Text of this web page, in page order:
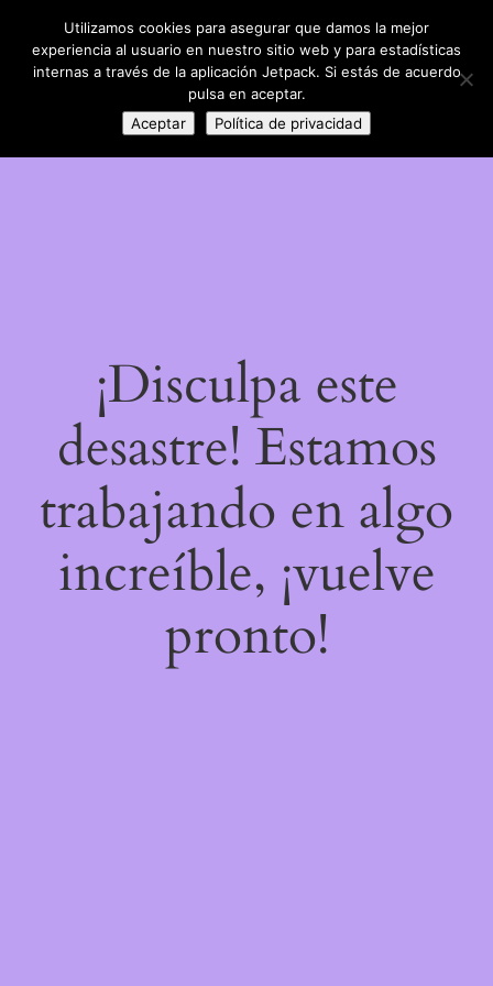
DIY con lana LinkedIn
Instagram
Facebook
Acceder
¡Disculpa este
desastre! Estamos
trabajando en algo
increíble, ¡vuelve
pronto!
Utilizamos cookies para asegurar que damos la mejor
experiencia al usuario en nuestro sitio web y para estadísticas
internas a través de la aplicación Jetpack. Si estás de acuerdo
pulsa en aceptar.
Aceptar
Política de privacidad